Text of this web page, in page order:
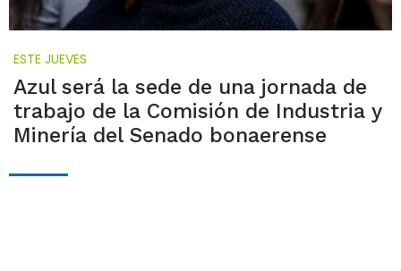
ESTE JUEVES
Azul será la sede de una jornada de
trabajo de la Comisión de Industria y
Minería del Senado bonaerense